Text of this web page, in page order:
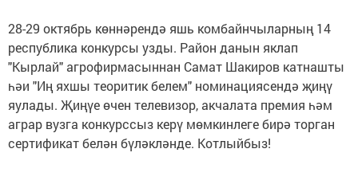
28-29 октябрь көннәрендә яшь комбайнчыларның 14
республика конкурсы узды. Район данын яклап
"Кырлай" агрофирмасыннан Самат Шакиров катнашты
һәи "Иң яхшы теоритик белем" номинациясендә җиңү
яулады. Җиңүе өчен телевизор, акчалата премия һәм
аграр вузга конкурссыз керү мөмкинлеге бирә торган
сертификат белән бүләкләнде. Котлыйбыз!